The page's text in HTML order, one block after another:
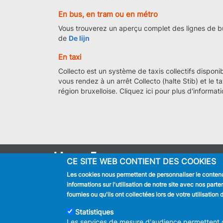
En bus, en tram ou en métro
Vous trouverez un aperçu complet des lignes de
de De lijn
En taxi
Collecto est un système de taxis collectifs
vous rendez à un arrêt Collecto (halte Stib) et le
région bruxelloise. Cliquez ici pour plus
JE SUIS
Habitant
Touriste
Entreprise
CE SITE WEB CONTIENT DES COOKIES
Les cookies nous permettent de personnaliser le
informations sur l'utilisation de notre site avec nos
fournies ou qu'ils ont collectées lors de votre utilisation
Statistiques